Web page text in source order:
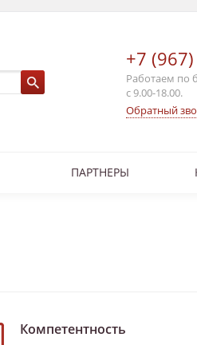
+7
Работаем по
с 9.00-18.00.
Обратный
ПАРТНЕРЫ
Компетентность